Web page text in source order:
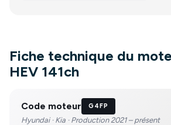
Fiche technique du
HEV 141ch
Code moteur G4FP
Hyundai · Kia · Production 2021 – présent